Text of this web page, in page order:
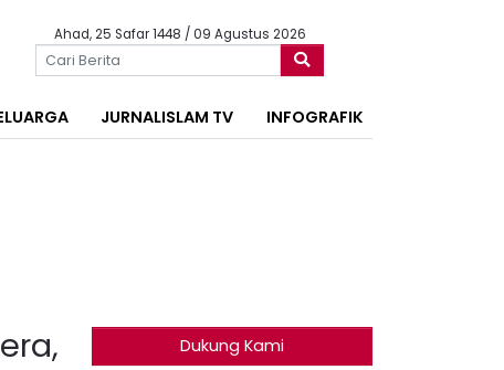
Ahad, 25 Safar 1448 / 09 Agustus 2026
JURNALISLAM TV INFOGRAFIK
Dukung Kami